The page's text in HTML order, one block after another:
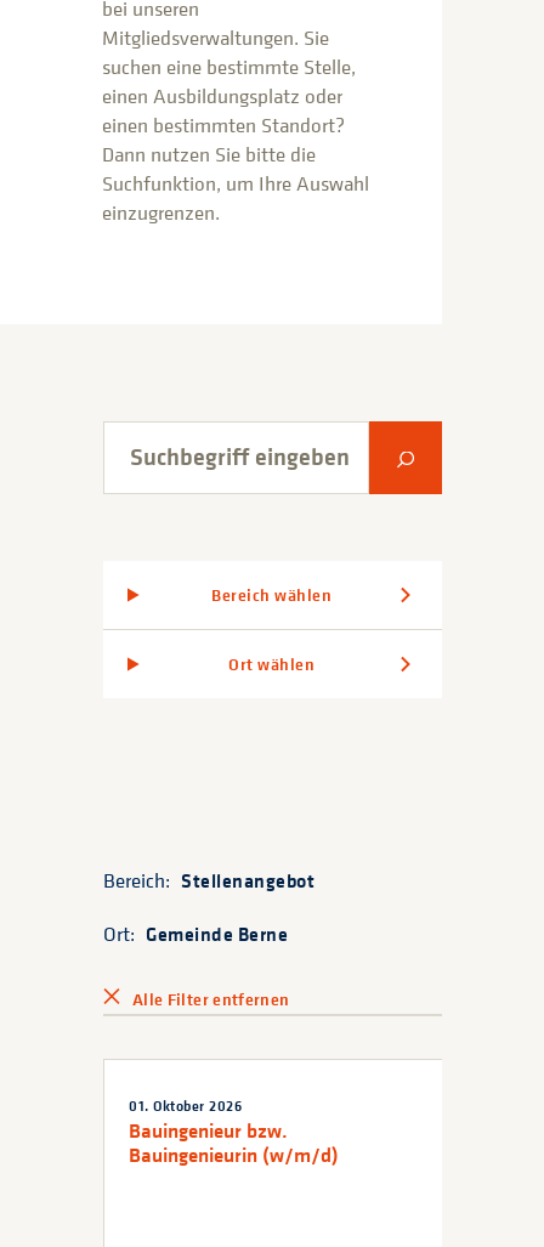
bei unseren
Mitgliedsverwaltungen. Sie
suchen eine bestimmte Stelle,
einen Ausbildungsplatz oder
einen bestimmten Standort?
Dann nutzen Sie bitte die
Suchfunktion, um Ihre Auswahl
einzugrenzen.
Bereich wählen
Ort wählen
Bereich: Stellenangebot
Ort: Gemeinde Berne
Alle Filter entfernen
01. Oktober 2026
Bauingenieur bzw.
Bauingenieurin (w/m/d)